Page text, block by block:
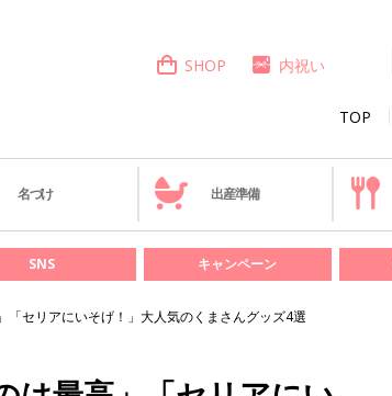
TOP
SHOP 内祝い
名づけ 出産準備
SNS キャンペーン
セリアにいそげ！」大人気のくまさんグッズ4選